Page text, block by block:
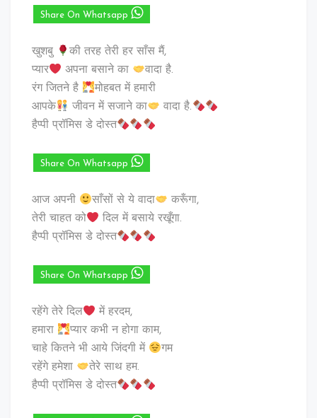
Share On Whatsapp
खुशबु
की तरह तेरी हर साँस मैं,
प्यार
अपना बसाने का
वादा है.
रंग जितने है
मोहबत में हमारी
आपके
जीवन में सजाने का
वादा है.
हैप्पी प्रॉमिस डे दोस्त
Share On Whatsapp
आज अपनी साँसों से ये वादा
करूँगा,
तेरी चाहत को
दिल में बसाये रखूँगा.
हैप्पी प्रॉमिस डे दोस्त
Share On Whatsapp
रहेंगे तेरे दिल
में हरदम,
हमारा
प्यार कभी न होगा काम,
चाहे कितने भी आये जिंदगी में
गम
रहेंगे हमेशा
तेरे साथ हम.
हैप्पी प्रॉमिस डे दोस्त